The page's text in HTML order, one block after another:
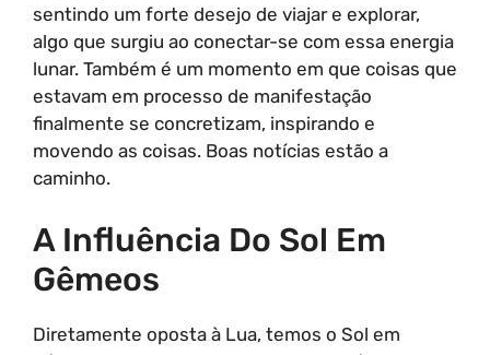
sentindo um forte desejo de viajar e explorar,
algo que surgiu ao conectar-se com essa energia
lunar. Também é um momento em que coisas que
estavam em processo de manifestação
finalmente se concretizam, inspirando e
movendo as coisas. Boas notícias estão a
caminho.
A Influência Do Sol Em
Gêmeos
Diretamente oposta à Lua, temos o Sol em